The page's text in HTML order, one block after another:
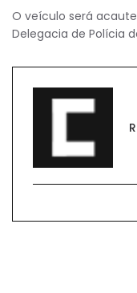
O veículo será
Delegacia de Polícia